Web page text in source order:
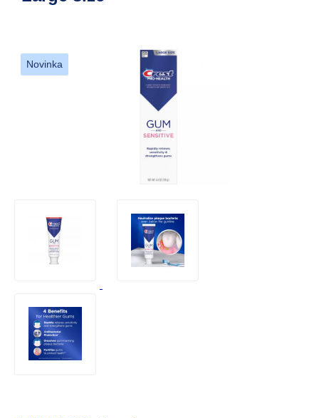
Novinka